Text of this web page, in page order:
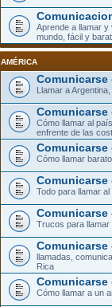
Aprende a llamar
mundo, fácil y
AMÉRICA
Comunicarse
Llamar a
Comunicarse
Cómo llamar al
enfrente de las
Comunicarse
Cómo llamar
Comunicarse
Todo para llamar
Comunicarse
Trucos para llamar
Comunicarse
llamadas,
Rica
Comunicarse
Cómo llamar a un